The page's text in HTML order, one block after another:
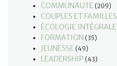
COMMUNAUTE (209)
COUPLES ET FAMILLES
ÉCOLOGIE INTÉGRALE
FORMATION (35)
JEUNESSE (49)
LEADERSHIP (43)